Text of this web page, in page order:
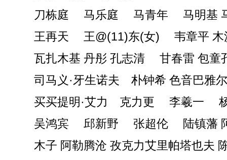
刀栋庭 马乐庭 马青年 马明基
王再天 王@(11)东(女) 韦章平 木
瓦扎木基 丹彤 孔志清 甘春雷 包童
司马义·牙生诺夫 朴钟希 色音巴雅
买买提明·艾力 克力更 李羲一 杨
吴鸿宾 邱新野 张超伦 陆镇藩
木子 阿勒腾沧 孜克力艾里帕塔也夫